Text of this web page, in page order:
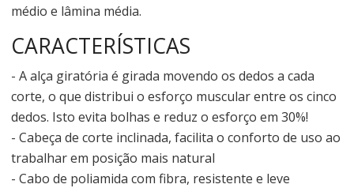
médio e lâmina média.
CARACTERÍSTICAS
- A alça giratória é girada movendo os dedos a cada
corte, o que distribui o esforço muscular entre os cinco
dedos. Isto evita bolhas e reduz o esforço em 30%!
- Cabeça de corte inclinada, facilita o conforto de uso ao
trabalhar em posição mais natural
- Cabo de poliamida com fibra, resistente e leve